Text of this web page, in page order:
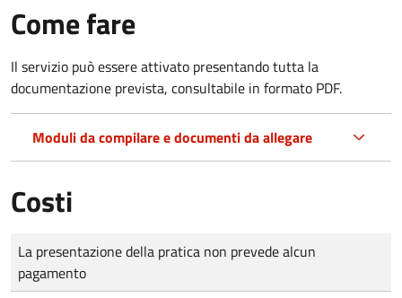
Come fare
Il servizio può essere attivato presentando tutta la
documentazione prevista, consultabile in formato PDF.
Moduli da compilare e documenti da allegare
Costi
Tipo di pagamento
Importo
La presentazione della pratica non prevede alcun
pagamento